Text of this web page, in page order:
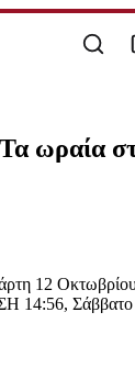
ωραία
12
14:56,